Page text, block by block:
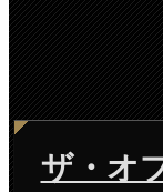
ザ・オ